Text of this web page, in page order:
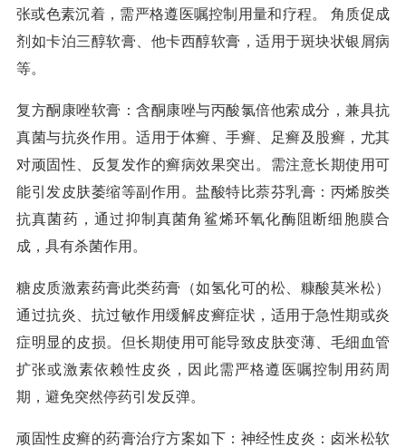
张或色素沉着，需严格遵医嘱控制用量和疗程。 角质促成
剂如卡泊三醇软膏、他卡西醇软膏，适用于斑块状银屑病
等。
复方酮康唑软膏：含酮康唑与丙酸氯倍他索成分，兼具抗
真菌与抗炎作用。适用于体癣、手癣、足癣及股癣，尤其
对顽固性、反复发作的癣病效果突出。需注意长期使用可
能引发皮肤萎缩等副作用。盐酸特比萘芬乳膏：丙烯胺类
抗真菌药，通过抑制真菌角鲨烯环氧化酶阻断细胞膜合
成，具有杀菌作用。
糖皮质激素药膏此类药膏（如氢化可的松、糠酸莫米松）
通过抗炎、抗过敏作用缓解皮癣症状，适用于急性期或炎
症明显的皮损。但长期使用可能导致皮肤变薄、毛细血管
扩张或激素依赖性皮炎，因此需严格遵医嘱控制用药周
期，避免突然停药引发反弹。
顽固性皮癣的药膏治疗方案如下：神经性皮炎：卤米松软